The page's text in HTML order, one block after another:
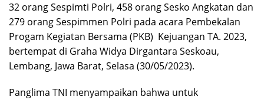
32 orang Sespimti Polri, 458 orang Sesko Angkatan dan
279 orang Sespimmen Polri pada acara Pembekalan
Progam Kegiatan Bersama (PKB) Kejuangan TA. 2023,
bertempat di Graha Widya Dirgantara Seskoau,
Lembang, Jawa Barat, Selasa (30/05/2023).
Panglima TNI menyampaikan bahwa untuk